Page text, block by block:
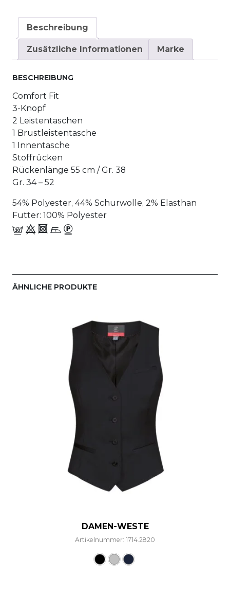
Beschreibung
Zusätzliche Informationen Marke
BESCHREIBUNG
Comfort Fit
3-Knopf
2 Leistentaschen
1 Brustleistentasche
1 Innentasche
Stoffrücken
Rückenlänge 55 cm / Gr. 38
Gr. 34 – 52
54% Polyester, 44% Schurwolle, 2% Elasthan
Futter: 100% Polyester
f 9 4 i_-
ÄHNLICHE PRODUKTE
DAMEN-WESTE
Artikelnummer: 1714.2820